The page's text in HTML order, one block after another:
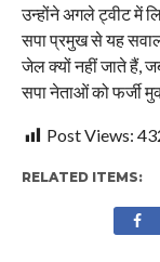
उन्होंने अगले ट्वीट में
सपा प्रमुख से यह
जेल क्यों नहीं जाते हैं,
सपा नेताओं को फर्जी
Post Views:
RELATED ITEMS: